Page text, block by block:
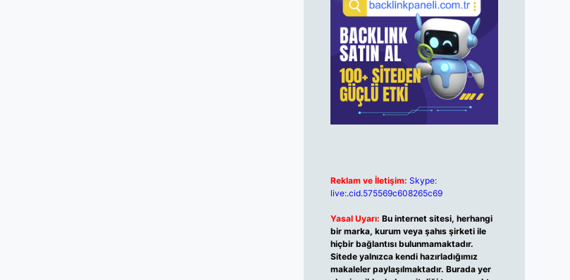
Reklam ve İletişim: Skype:
live:.cid.575569c608265c69
Yasal Uyarı: Bu internet sitesi, herhangi
bir marka, kurum veya şahıs şirketi ile
hiçbir bağlantısı bulunmamaktadır.
Sitede yalnızca kendi hazırladığımız
makaleler paylaşılmaktadır. Burada yer